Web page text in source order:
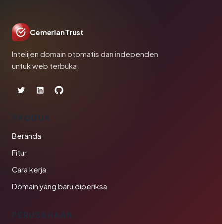
CemerlanTrust
Intelijen domain otomatis dan independen
untuk web terbuka.
PRODUK
Beranda
Fitur
Cara kerja
Domain yang baru diperiksa
PERUSAHAAN